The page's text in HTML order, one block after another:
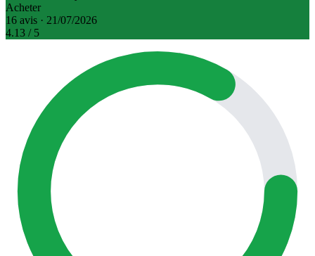
Acheter
16 avis · 21/07/2026
4.13 / 5